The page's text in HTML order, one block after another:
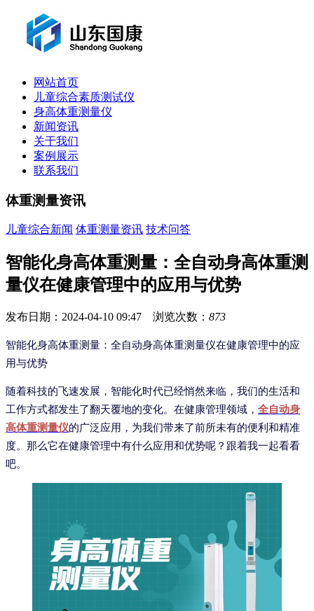
网站首页
儿童综合素质测试仪
身高体重测量仪
新闻资讯
关于我们
案例展示
联系我们
体重测量资讯
儿童综合新闻 体重测量资讯 技术问答
智能化身高体重测量：全自动身高体重测
量仪在健康管理中的应用与优势
发布日期：2024-04-10 09:47 浏览次数： 873
智能化身高体重测量：全自动身高体重测量仪在健康管理中的应
用与优势
随着科技的飞速发展，智能化时代已经悄然来临，我们的生活和
工作方式都发生了翻天覆地的变化。在健康管理领域， 全自动身
高体重测量仪的广泛应用，为我们带来了前所未有的便利和精准
度。那么它在健康管理中有什么应用和优势呢？跟着我一起看看
吧。